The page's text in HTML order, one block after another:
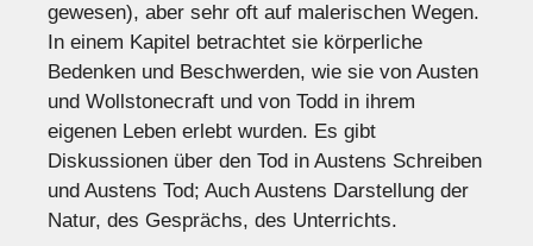
gewesen), aber sehr oft auf malerischen Wegen.
In einem Kapitel betrachtet sie körperliche
Bedenken und Beschwerden, wie sie von Austen
und Wollstonecraft und von Todd in ihrem
eigenen Leben erlebt wurden. Es gibt
Diskussionen über den Tod in Austens Schreiben
und Austens Tod; Auch Austens Darstellung der
Natur, des Gesprächs, des Unterrichts.